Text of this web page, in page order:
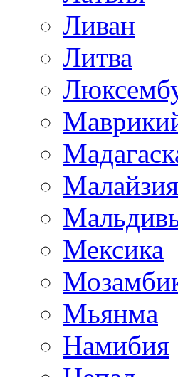
Ливан
Литва
Малайзия
Мексика
Мьянма
Намибия